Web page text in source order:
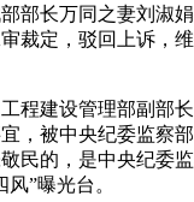
部长万同之妻刘淑娟受
定，驳回上诉，维
程建设管理部副部长的
，被中央纪委监察部
敬民的，是中央纪
光台。